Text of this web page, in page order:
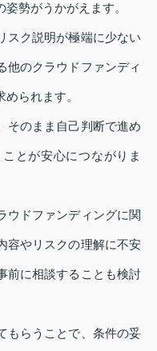
勢がうかがえます。
スク説明が極端に少ない
他のクラウドファンディ
られます。
そのまま自己判断で進め
とが安心につながりま
ウドファンディングに関
容やリスクの理解に不安
前に相談することも検討
もらうことで、条件の妥